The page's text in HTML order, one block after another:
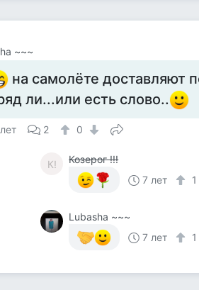
~~~
на самолёте доставляют
ли...или есть слово..
2 0
К!
Козерог !!!
7 лет
1
Lubasha ~~~
7 лет
1